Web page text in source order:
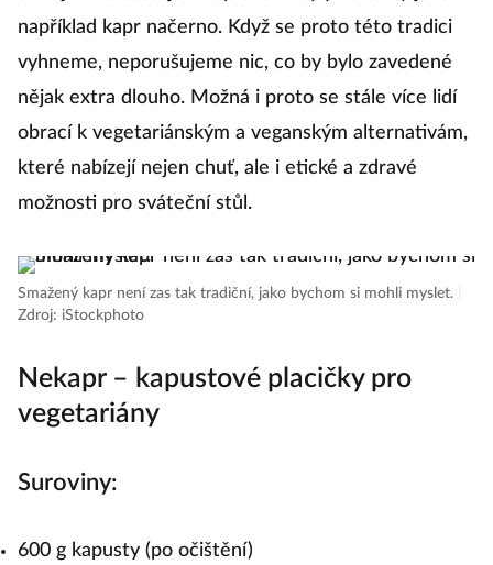
například kapr načerno. Když se proto této tradici
vyhneme, neporušujeme nic, co by bylo zavedené
nějak extra dlouho. Možná i proto se stále více lidí
obrací k vegetariánským a veganským alternativám,
které nabízejí nejen chuť, ale i etické a zdravé
možnosti pro sváteční stůl.
Smažený kapr není zas tak tradiční, jako bychom si mohli myslet.
Zdroj: iStockphoto
Nekapr – kapustové placičky pro
vegetariány
Suroviny:
600 g kapusty (po očištění)